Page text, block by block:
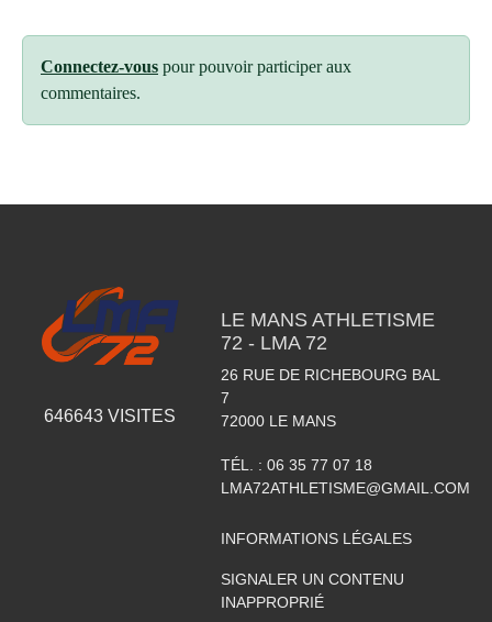
Connectez-vous pour pouvoir participer aux
commentaires.
646643 VISITES
LE MANS ATHLETISME
72 - LMA 72
26 RUE DE RICHEBOURG BAL
7
72000 LE MANS
TÉL. : 06 35 77 07 18
LMA72ATHLETISME@GMAIL.COM
INFORMATIONS LÉGALES
SIGNALER UN CONTENU
INAPPROPRIÉ